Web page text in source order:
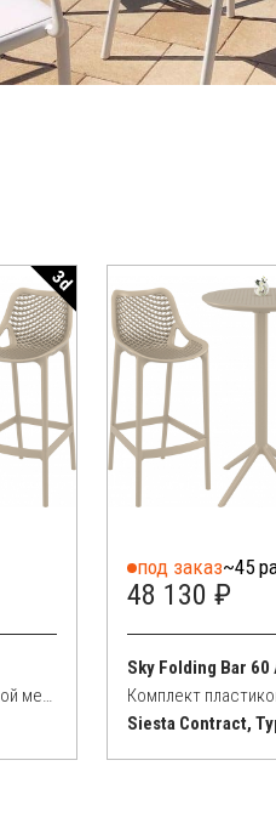
3d
Комплект пластиковой барной мебели
под заказ~45
48 130 ₽
Sky Folding Bar 60
Siesta Contract,